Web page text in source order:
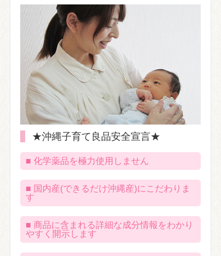
★沖縄子育て良品安全宣言★
■ 化学薬品を極力使用しません
■ 国内産(できるだけ沖縄産)にこだわりま
す
■ 商品に含まれる詳細な成分情報をわかり
やすく開示します